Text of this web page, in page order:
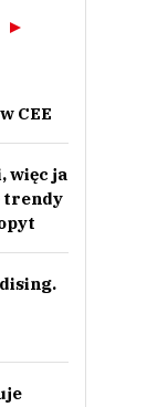
CEE
więc ja
trendy